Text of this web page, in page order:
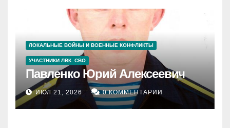
ЛОКАЛЬНЫЕ ВОЙНЫ И ВОЕННЫЕ КОНФЛИКТЫ
УЧАСТНИКИ ЛВК. СВО
Павленко Юрий Алексеевич
ИЮЛ 21, 2026 0 КОММЕНТАРИИ